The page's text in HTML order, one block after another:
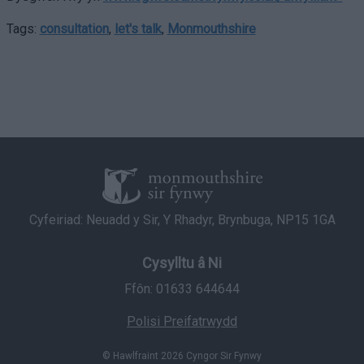
Tags: consultation, let's talk, Monmouthshire
Cyfeiriad: Neuadd y Sir, Y Rhadyr, Brynbuga, NP15 1GA
Cysylltu â Ni
Ffôn: 01633 644644
Polisi Preifatrwydd
© Hawlfraint 2026 Cyngor Sir Fynwy